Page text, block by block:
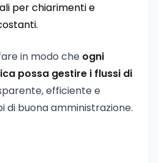
per chiarimenti e
in modo che ogni
possa gestire i flussi di
efficiente e
di buona amministrazione.